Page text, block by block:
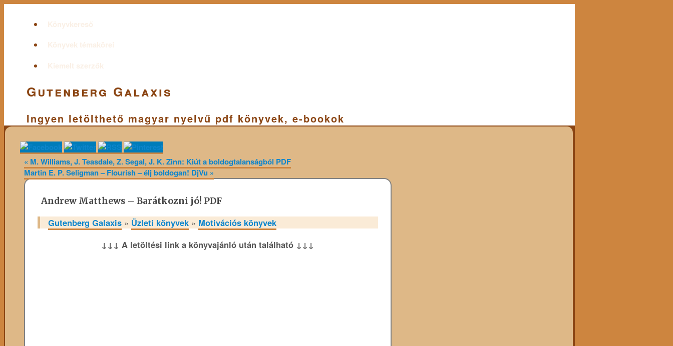
Könyvkereső
Könyvek témakörei
Kiemelt szerzők
Gutenberg Galaxis
Ingyen letölthető magyar nyelvű pdf könyvek, e-bookok
« M. Williams, J. Teasdale, Z. Segal, J. K. Zinn: Kiút a boldogtalanságból PDF
Martin E. P. Seligman – Flourish – élj boldogan! DjVu »
Andrew Matthews – Barátkozni jó! PDF
Gutenberg Galaxis » Üzleti könyvek » Motivációs könyvek
↓↓↓ A letöltési link a könyvajánló után található ↓↓↓